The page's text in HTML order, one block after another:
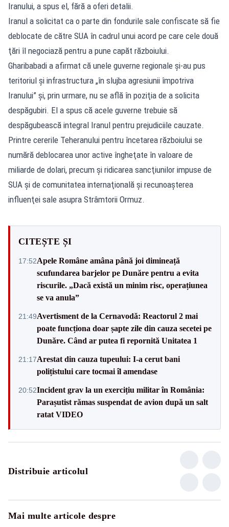
Iranului, a spus el, fără a oferi detalii.
Iranul a solicitat ca o parte din fondurile sale confiscate să fie
deblocate de către SUA în cadrul unui acord pe care cele două
ţări îl negociază pentru a pune capăt războiului.
Gharibabadi a afirmat că unele guverne regionale şi-au pus
teritoriul şi infrastructura „în slujba agresiunii împotriva
Iranului” şi, prin urmare, nu se află în poziţia de a solicita
despăgubiri. El a spus că acele guverne trebuie să
despăgubească integral Iranul pentru prejudiciile cauzate.
Printre cererile Teheranului pentru încetarea războiului se
numără deblocarea unor active îngheţate în valoare de
miliarde de dolari, precum şi ridicarea sancţiunilor impuse de
SUA şi de comunitatea internaţională şi recunoaşterea
influenţei sale asupra Strâmtorii Ormuz.
CITEȘTE ȘI
17:52Apele Române amâna până joi dimineață
scufundarea barjelor pe Dunăre pentru a evita
riscurile. „Dacă există un minim risc, operațiunea
se va anula”
21:49Avertisment de la Cernavodă: Reactorul 2 mai
poate funcționa doar șapte zile din cauza secetei pe
Dunăre. Când ar putea fi repornită Unitatea 1
21:17Arestat din cauza tupeului: I-a cerut bani
polițistului care tocmai îl amendase
20:52Incident grav la un exercițiu militar în România:
Parașutist rămas suspendat de avion după un salt
ratat VIDEO
Distribuie articolul
Mai multe articole despre